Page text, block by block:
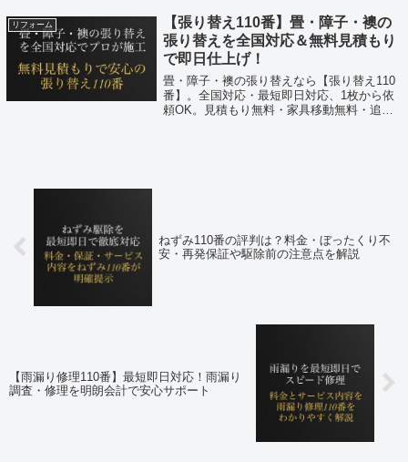
リフォーム
【張り替え110番】畳・障子・襖の
張り替えを全国対応＆無料見積もり
で即日仕上げ！
畳・障子・襖の張り替えなら【張り替え110
番】。全国対応・最短即日対応、1枚から依
頼OK。見積もり無料・家具移動無料・追加
ねずみ110番の評判は？料金・ぼったくり不
安・再発保証や駆除前の注意点を解説
【雨漏り修理110番】最短即日対応！雨漏り
調査・修理を明朗会計で安心サポート